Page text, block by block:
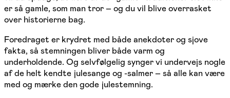
er så gamle, som man tror – og du vil blive overrasket
over historierne bag.
Foredraget er krydret med både anekdoter og sjove
fakta, så stemningen bliver både varm og
underholdende. Og selvfølgelig synger vi undervejs nogle
af de helt kendte julesange og -salmer – så alle kan være
med og mærke den gode julestemning.